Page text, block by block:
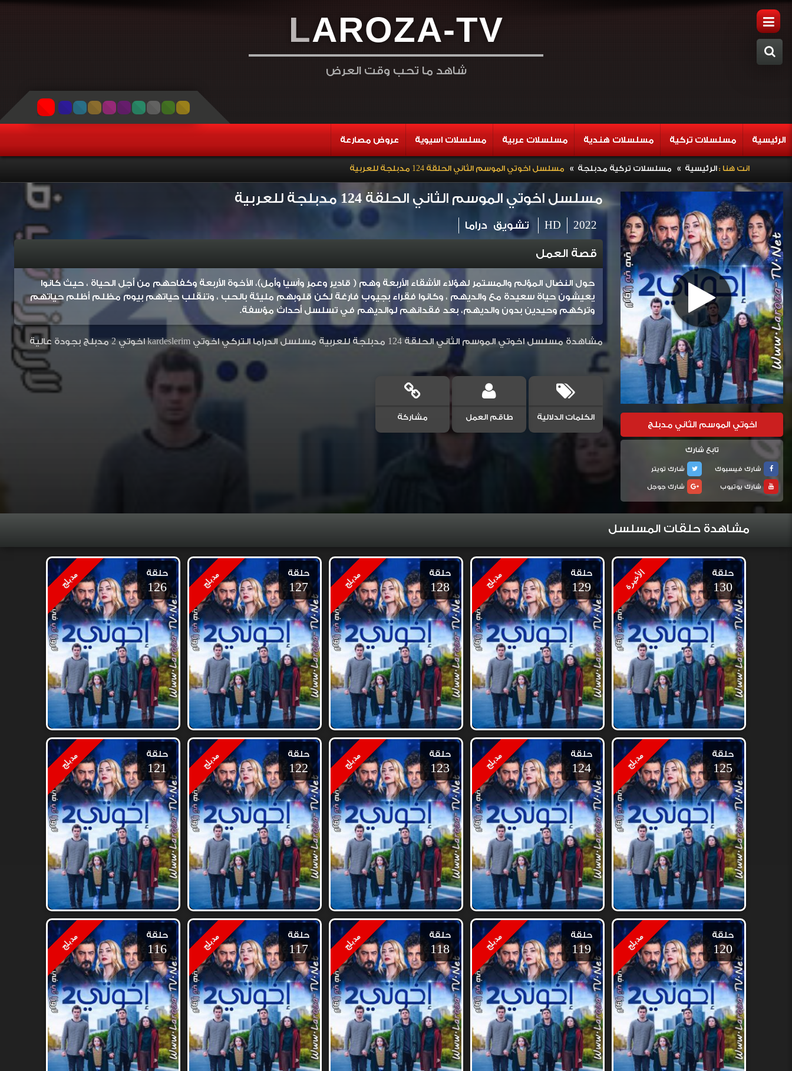
LAROZA-TV
شاهد ما تحب وقت العرض
الرئيسية مسلسلات تركية مسلسلات هندية مسلسلات عربية مسلسلات اسيوية عروض مصارعة
انت هنا :الرئيسية » مسلسلات تركية مدبلجة » مسلسل اخوتي الموسم الثاني الحلقة 124 مدبلجة للعربية
اخوتي الموسم الثاني مدبلج
تابع شارك
شارك فيسبوك
شارك تويتر
شارك يوتيوب
شارك جوجل
مسلسل اخوتي الموسم الثاني الحلقة 124 مدبلجة للعربية
2022
HD تشويق دراما
قصة العمل
حول النضال المؤلم والمستمر لهؤلاء الأشقاء الأربعة وهم ( قادير وعمر وآسيا وأمل)، الأخوة الأربعة وكفاحهم من أجل الحياة ، حيث كانوا
يعيشون حياة سعيدة مع والديهم ، وكانوا فقراء بجيوب فارغة لكن قلوبهم مليئة بالحب ، وتنقلب حياتهم بيوم مظلم أظلم حياتهم
وتركهم وحيدين بدون والديهم، بعد فقدانهم لوالديهم في تسلسل أحداث مؤسفة.
مشاهدة مسلسل اخوتي الموسم الثاني الحلقة 124 مدبلجة للعربية مسلسل الدراما التركي اخوتي kardeslerim اخوتي 2 مدبلج بجودة عالية
الكلمات الدلالية طاقم العمل مشاركة
مشاهدة حلقات المسلسل
الأخيرة حلقة
130 مدبلج حلقة
129 مدبلج حلقة
128 مدبلج حلقة
127 مدبلج حلقة
126
مدبلج حلقة
125 مدبلج حلقة
124 مدبلج حلقة
123 مدبلج حلقة
122 مدبلج حلقة
121
مدبلج حلقة
120 مدبلج حلقة
119 مدبلج حلقة
118 مدبلج حلقة
117 مدبلج حلقة
116